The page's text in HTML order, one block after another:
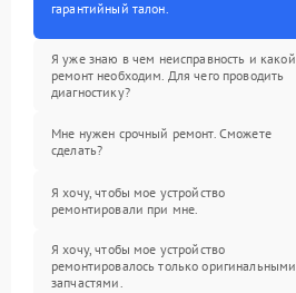
гарантийный талон.
Я уже знаю в чем неисправность и какой
ремонт необходим. Для чего проводить
диагностику?
Мне нужен срочный ремонт. Сможете
сделать?
Я хочу, чтобы мое устройство
ремонтировали при мне.
Я хочу, чтобы мое устройство
ремонтировалось только оригинальными
запчастями.